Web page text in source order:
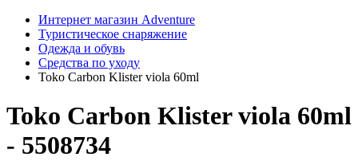
Интернет магазин Adventure
Туристическое снаряжение
Одежда и обувь
Средства по уходу
Toko Carbon Klister viola 60ml
Toko Carbon Klister viola 60ml
- 5508734